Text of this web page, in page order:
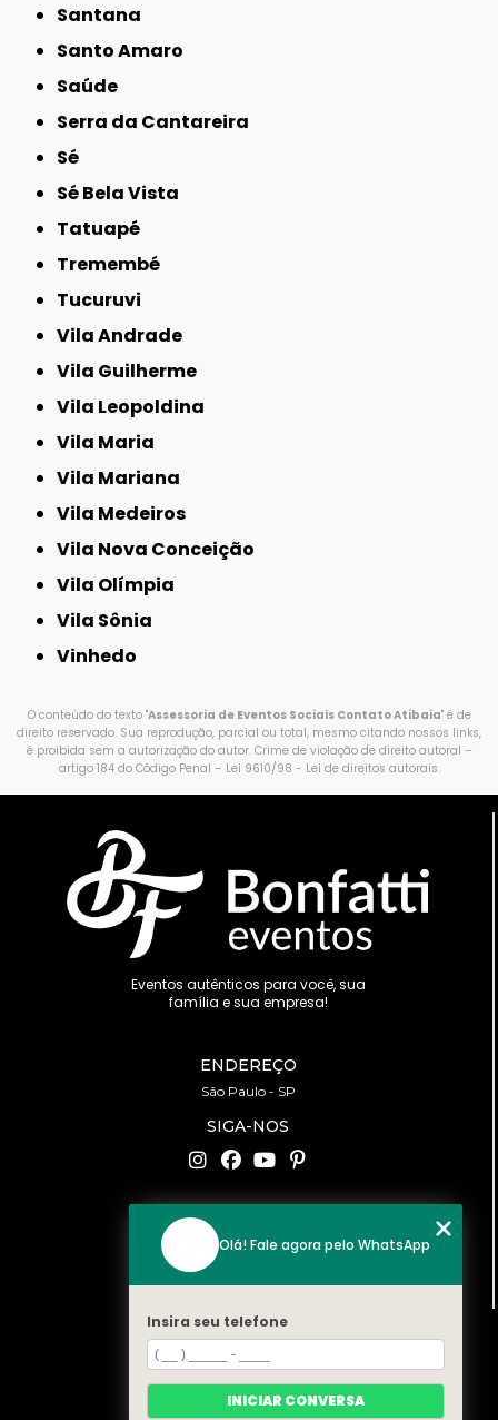
Santana
Santo Amaro
Saúde
Serra da Cantareira
Sé
Sé Bela Vista
Tatuapé
Tremembé
Tucuruvi
Vila Andrade
Vila Guilherme
Vila Leopoldina
Vila Maria
Vila Mariana
Vila Medeiros
Vila Nova Conceição
Vila Olímpia
Vila Sônia
Vinhedo
O conteúdo do texto "Assessoria de Eventos Sociais Contato Atibaia" é de
direito reservado. Sua reprodução, parcial ou total, mesmo citando nossos links,
é proibida sem a autorização do autor. Crime de violação de direito autoral –
artigo 184 do Código Penal – Lei 9610/98 - Lei de direitos autorais.
Eventos autênticos para você, sua
família e sua empresa!
ENDEREÇO
São Paulo - SP
SIGA-NOS
CONTATO
(11) 94519-2422
contato@bonfattieventos.com.br
MENU
HOME
A BONFATTI
Olá! Fale agora pelo WhatsApp
Insira seu telefone
INICIAR CONVERSA